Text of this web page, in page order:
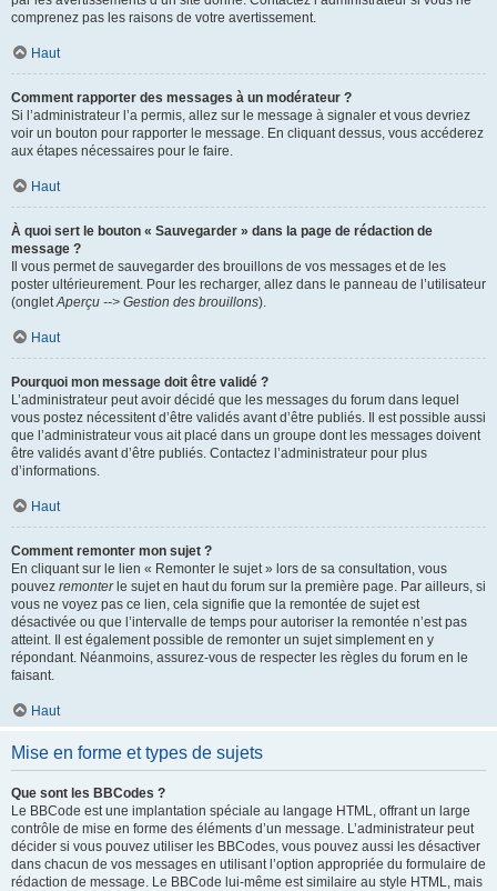
comprenez pas les raisons de votre avertissement.
Haut
Comment rapporter des messages à un modérateur ?
Si l’administrateur l’a permis, allez sur le message à signaler et vous devriez
voir un bouton pour rapporter le message. En cliquant dessus, vous accéderez
aux étapes nécessaires pour le faire.
Haut
À quoi sert le bouton « Sauvegarder » dans la page de rédaction de
message ?
Il vous permet de sauvegarder des brouillons de vos messages et de les
poster ultérieurement. Pour les recharger, allez dans le panneau de l’utilisateur
(ongletAperçu --> Gestion des brouillons).
Haut
Pourquoi mon message doit être validé ?
L’administrateur peut avoir décidé que les messages du forum dans lequel
vous postez nécessitent d’être validés avant d’être publiés. Il est possible aussi
que l’administrateur vous ait placé dans un groupe dont les messages doivent
être validés avant d’être publiés. Contactez l’administrateur pour plus
d’informations.
Haut
Comment remonter mon sujet ?
En cliquant sur le lien « Remonter le sujet » lors de sa consultation, vous
pouvez remonterle sujet en haut du forum sur la première page. Par ailleurs, si
vous ne voyez pas ce lien, cela signifie que la remontée de sujet est
désactivée ou que l’intervalle de temps pour autoriser la remontée n’est pas
atteint. Il est également possible de remonter un sujet simplement en y
répondant. Néanmoins, assurez-vous de respecter les règles du forum en le
faisant.
Haut
Mise en forme et types de sujets
Que sont les BBCodes ?
Le BBCode est une implantation spéciale au langage HTML, offrant un large
contrôle de mise en forme des éléments d’un message. L’administrateur peut
décider si vous pouvez utiliser les BBCodes, vous pouvez aussi les désactiver
dans chacun de vos messages en utilisant l’option appropriée du formulaire de
rédaction de message. Le BBCode lui-même est similaire au style HTML, mais